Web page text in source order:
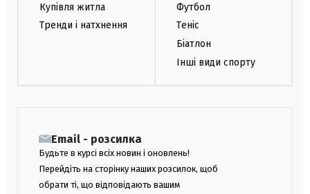
Купівля житла
Тренди і натхнення
Футбол
Теніс
Біатлон
Інші види спорту
Email - розсилка
Будьте в курсі всіх новин і оновлень!
Перейдіть на сторінку наших розсилок, щоб
обрати ті, що відповідають вашим